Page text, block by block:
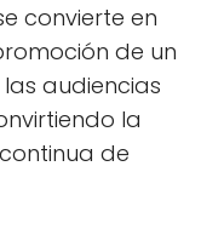
convierte en
de un
audiencias
la
de